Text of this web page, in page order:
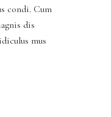
condi. Cum
dis
mus